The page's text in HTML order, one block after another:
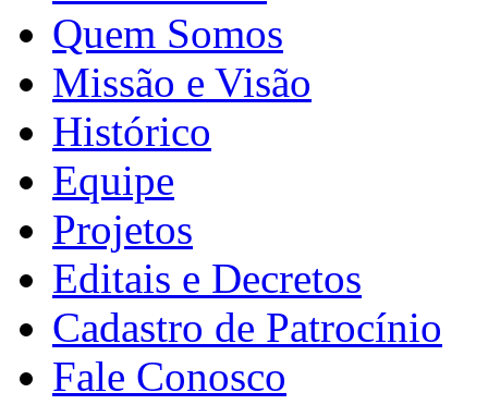
Quem Somos
Missão e Visão
Histórico
Equipe
Projetos
Editais e Decretos
Cadastro de Patrocínio
Fale Conosco